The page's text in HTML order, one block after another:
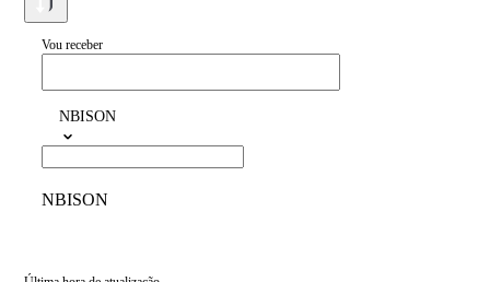
Vou receber
NBISON
NBISON